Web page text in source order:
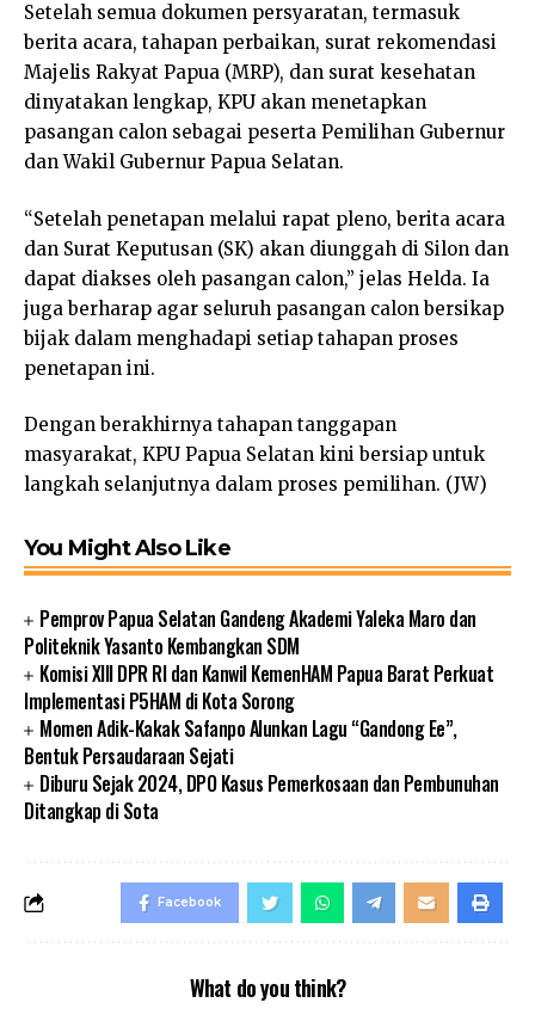
Setelah semua dokumen persyaratan, termasuk
berita acara, tahapan perbaikan, surat rekomendasi
Majelis Rakyat Papua (MRP), dan surat kesehatan
dinyatakan lengkap, KPU akan menetapkan
pasangan calon sebagai peserta Pemilihan Gubernur
dan Wakil Gubernur Papua Selatan.
“Setelah penetapan melalui rapat pleno, berita acara
dan Surat Keputusan (SK) akan diunggah di Silon dan
dapat diakses oleh pasangan calon,” jelas Helda. Ia
juga berharap agar seluruh pasangan calon bersikap
bijak dalam menghadapi setiap tahapan proses
penetapan ini.
Dengan berakhirnya tahapan tanggapan
masyarakat, KPU Papua Selatan kini bersiap untuk
langkah selanjutnya dalam proses pemilihan. (JW)
You Might Also Like
Pemprov Papua Selatan Gandeng Akademi Yaleka Maro dan
Politeknik Yasanto Kembangkan SDM
Komisi XIII DPR RI dan Kanwil KemenHAM Papua Barat Perkuat
Implementasi P5HAM di Kota Sorong
Momen Adik-Kakak Safanpo Alunkan Lagu “Gandong Ee”,
Bentuk Persaudaraan Sejati
Diburu Sejak 2024, DPO Kasus Pemerkosaan dan Pembunuhan
Ditangkap di Sota
Facebook
What do you think?